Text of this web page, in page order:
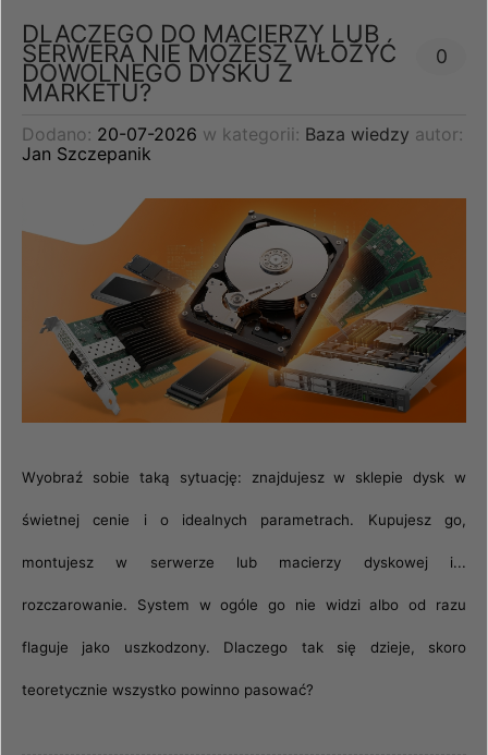
DLACZEGO DO MACIERZY LUB
SERWERA NIE MOŻESZ WŁOŻYĆ
DOWOLNEGO DYSKU Z
MARKETU?
0
Dodano: 20-07-2026 w kategorii: Baza wiedzy autor:
Jan Szczepanik
Wyobraź sobie taką sytuację: znajdujesz w sklepie dysk w
świetnej cenie i o idealnych parametrach. Kupujesz go,
montujesz w serwerze lub macierzy dyskowej i...
rozczarowanie. System w ogóle go nie widzi albo od razu
flaguje jako uszkodzony. Dlaczego tak się dzieje, skoro
teoretycznie wszystko powinno pasować?